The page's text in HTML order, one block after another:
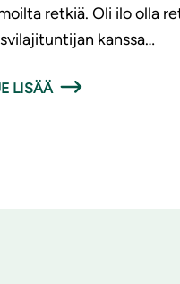
retkiä. Oli ilo olla
kanssa…
LISÄÄ